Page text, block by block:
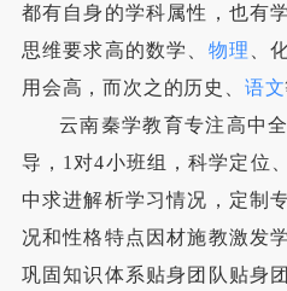
都有自身的学科属性，也有
思维要求高的数学、 物理
、
用会高，而次之的历史、 语文
云南秦学教育专注高中
导，1对4小班组，科学定位
中求进解析学习情况，定制
况和性格特点因材施教激发
巩固知识体系贴身团队贴身